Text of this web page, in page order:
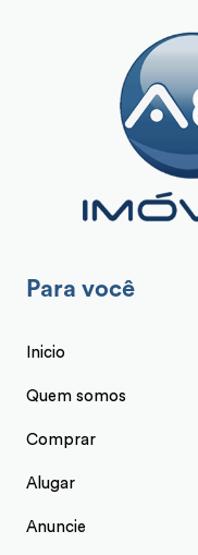
Para você
Inicio
Quem somos
Comprar
Alugar
Anuncie